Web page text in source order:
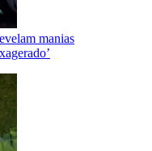
manias